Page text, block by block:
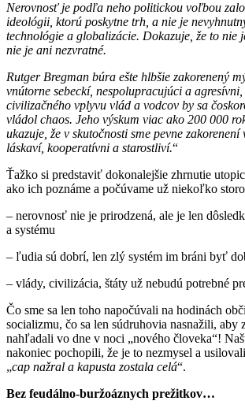
Nerovnosť je podľa neho politickou voľbou
ideológii, ktorú poskytne trh, a nie je
technológie a globalizácie. Dokazuje, že to nie
nie je ani nezvratné.
Rutger Bregman búra ešte hlbšie zakorenený
vnútorne sebeckí, nespolupracujúci a agresívni,
civilizačného vplyvu vlád a vodcov by sa
vládol chaos. Jeho výskum viac ako 200 000
ukazuje, že v skutočnosti sme pevne
láskaví, kooperatívni a starostliví.“
Ťažko si predstaviť dokonalejšie zhrnutie
ako ich poznáme a počúvame už niekoľko
– nerovnosť nie je prirodzená, ale je len
a systému
– ľudia sú dobrí, len zlý systém im bráni byť
– vlády, civilizácia, štáty už nebudú potrebné
Čo sme sa len toho napočúvali na hodinách
socializmu, čo sa len súdruhovia nasnažili, aby
nahľadali vo dne v noci „nového človeka“!
nakoniec pochopili, že je to nezmysel a
„cap nažral a kapusta zostala celá“.
Bez feudálno-buržoáznych prežitkov…